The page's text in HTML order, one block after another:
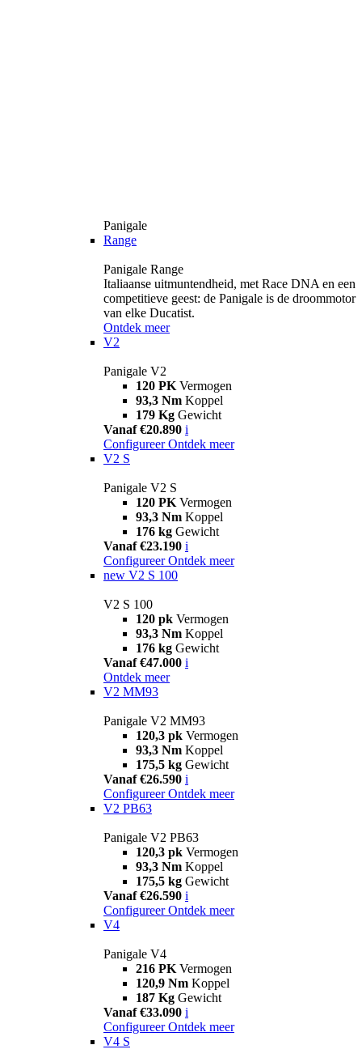
Panigale
Range
Panigale Range
Italiaanse uitmuntendheid, met Race DNA en een
competitieve geest: de Panigale is de droommotor
van elke Ducatist.
Ontdek meer
V2
Panigale V2
120 PK Vermogen
93,3 Nm Koppel
179 Kg Gewicht
Vanaf €20.890 i
Configureer Ontdek meer
V2 S
Panigale V2 S
120 PK Vermogen
93,3 Nm Koppel
176 kg Gewicht
Vanaf €23.190 i
Configureer Ontdek meer
new V2 S 100
V2 S 100
120 pk Vermogen
93,3 Nm Koppel
176 kg Gewicht
Vanaf €47.000 i
Ontdek meer
V2 MM93
Panigale V2 MM93
120,3 pk Vermogen
93,3 Nm Koppel
175,5 kg Gewicht
Vanaf €26.590 i
Configureer Ontdek meer
V2 PB63
Panigale V2 PB63
120,3 pk Vermogen
93,3 Nm Koppel
175,5 kg Gewicht
Vanaf €26.590 i
Configureer Ontdek meer
V4
Panigale V4
216 PK Vermogen
120,9 Nm Koppel
187 Kg Gewicht
Vanaf €33.090 i
Configureer Ontdek meer
V4 S